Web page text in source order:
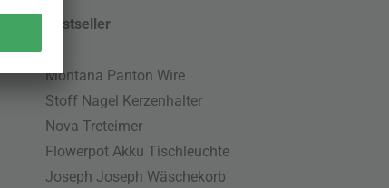
Bestseller
Montana Panton Wire
Stoff Nagel Kerzenhalter
Nova Treteimer
Flowerpot Akku Tischleuchte
Joseph Joseph Wäschekorb